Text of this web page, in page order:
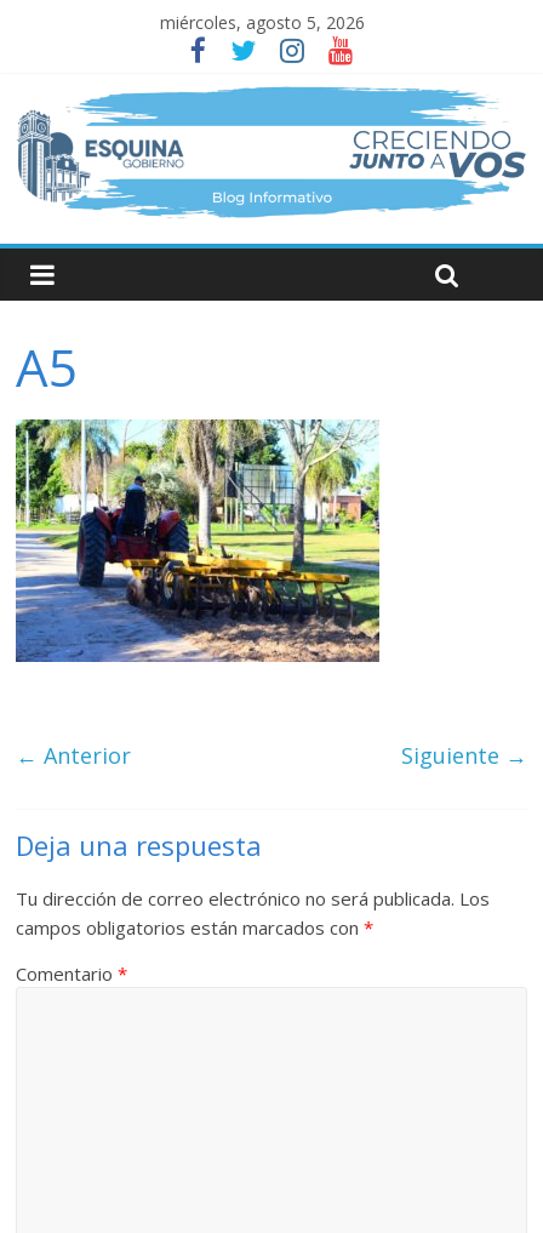
miércoles, agosto 5, 2026
A5
← Anterior Siguiente →
Deja una respuesta
Tu dirección de correo electrónico no será publicada. Los
campos obligatorios están marcados con*
Comentario*